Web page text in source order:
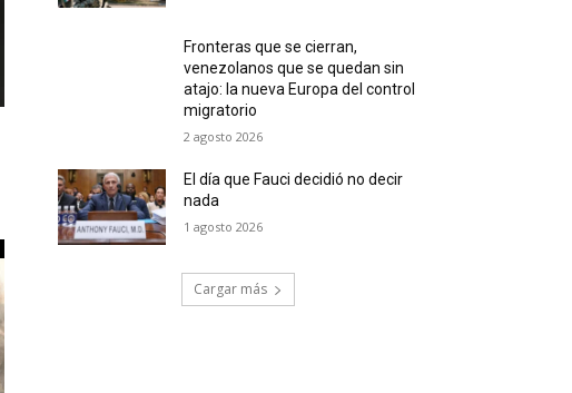
Fronteras que se cierran,
venezolanos que se quedan sin
atajo: la nueva Europa del control
migratorio
2 agosto 2026
El día que Fauci decidió no decir
nada
1 agosto 2026
Cargar más